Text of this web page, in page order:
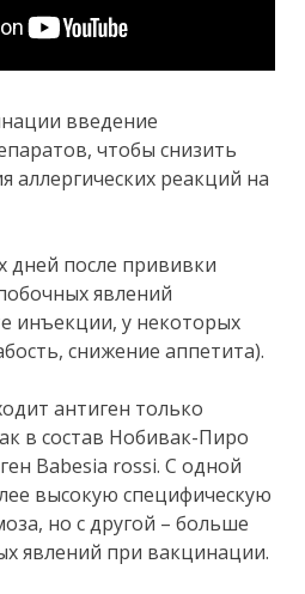
введение
чтобы снизить
аллергических реакций на
дней после прививки
явлений
инъекции, у некоторых
снижение аппетита).
антиген только
в состав Нобивак-Пиро
Babesia rossi. С одной
высокую специфическую
но с другой – больше
явлений при вакцинации.